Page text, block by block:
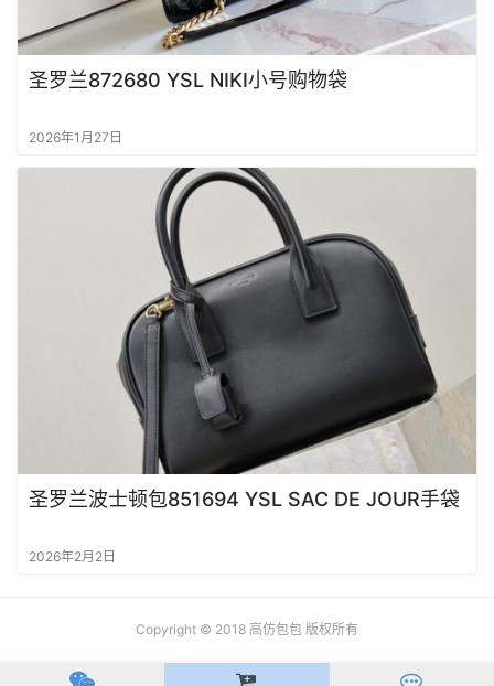
圣罗兰872680 YSL NIKI小号购物袋
2026年1月27日
圣罗兰波士顿包851694 YSL SAC DE JOUR手袋
2026年2月2日
Copyright © 2018 高仿包包 版权所有